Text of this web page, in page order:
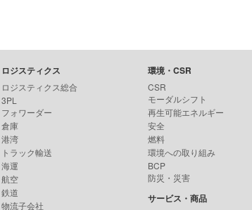
ロジスティクス
ロジスティクス総合
3PL
フォワーダー
倉庫
港湾
トラック輸送
海運
航空
鉄道
物流子会社
環境・CSR
CSR
モーダルシフト
再生可能エネルギー
安全
燃料
環境への取り組み
BCP
防災・災害
サービス・商品